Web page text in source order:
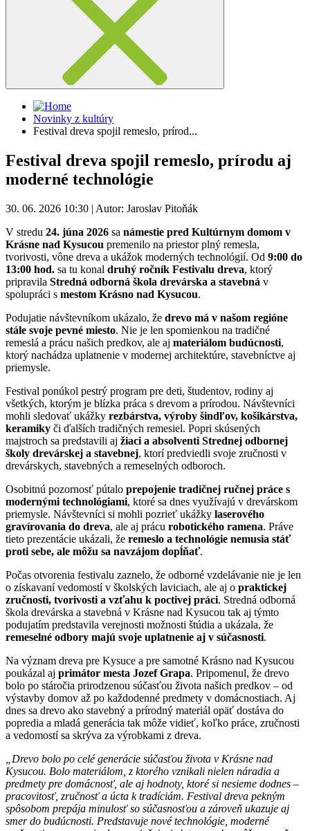
Novinky z kultúry
Festival dreva spojil remeslo, prírod...
Festival dreva spojil remeslo, prírodu aj
moderné technológie
30. 06. 2026 10:30 | Autor: Jaroslav Pitoňák
V stredu 24. júna 2026 sa námestie pred Kultúrnym domom v
Krásne nad Kysucou premenilo na priestor plný remesla,
tvorivosti, vône dreva a ukážok moderných technológií. Od 9:00 do
13:00 hod. sa tu konal druhý ročník Festivalu dreva, ktorý
pripravila Stredná odborná škola drevárska a stavebná v
spolupráci s mestom Krásno nad Kysucou.
Podujatie návštevníkom ukázalo, že drevo má v našom regióne
stále svoje pevné miesto. Nie je len spomienkou na tradičné
remeslá a prácu našich predkov, ale aj materiálom budúcnosti,
ktorý nachádza uplatnenie v modernej architektúre, stavebníctve aj
priemysle.
Festival ponúkol pestrý program pre deti, študentov, rodiny aj
všetkých, ktorým je blízka práca s drevom a prírodou. Návštevníci
mohli sledovať ukážky rezbárstva, výroby šindľov, košikárstva,
keramiky či ďalších tradičných remesiel. Popri skúsených
majstroch sa predstavili aj žiaci a absolventi Strednej odbornej
školy drevárskej a stavebnej, ktorí predviedli svoje zručnosti v
drevárskych, stavebných a remeselných odboroch.
Osobitnú pozornosť pútalo prepojenie tradičnej ručnej práce s
modernými technológiami, ktoré sa dnes využívajú v drevárskom
priemysle. Návštevníci si mohli pozrieť ukážky laserového
gravírovania do dreva, ale aj prácu robotického ramena. Práve
tieto prezentácie ukázali, že remeslo a technológie nemusia stáť
proti sebe, ale môžu sa navzájom dopĺňať.
Počas otvorenia festivalu zaznelo, že odborné vzdelávanie nie je len
o získavaní vedomostí v školských laviciach, ale aj o praktickej
zručnosti, tvorivosti a vzťahu k poctivej práci. Stredná odborná
škola drevárska a stavebná v Krásne nad Kysucou tak aj týmto
podujatím predstavila verejnosti možnosti štúdia a ukázala, že
remeselné odbory majú svoje uplatnenie aj v súčasnosti.
Na význam dreva pre Kysuce a pre samotné Krásno nad Kysucou
poukázal aj primátor mesta Jozef Grapa. Pripomenul, že drevo
bolo po stáročia prirodzenou súčasťou života našich predkov – od
výstavby domov až po každodenné predmety v domácnostiach. Aj
dnes sa drevo ako stavebný a prírodný materiál opäť dostáva do
popredia a mladá generácia tak môže vidieť, koľko práce, zručnosti
a vedomostí sa skrýva za výrobkami z dreva.
„Drevo bolo po celé generácie súčasťou života v Krásne nad
Kysucou. Bolo materiálom, z ktorého vznikali nielen náradia a
predmety pre domácnosť, ale aj hodnoty, ktoré si nesieme dodnes –
pracovitosť, zručnosť a úcta k tradíciám. Festival dreva pekným
spôsobom prepája minulosť so súčasnosťou a zároveň ukazuje aj
smer do budúcnosti. Predstavuje nové technológie, moderné